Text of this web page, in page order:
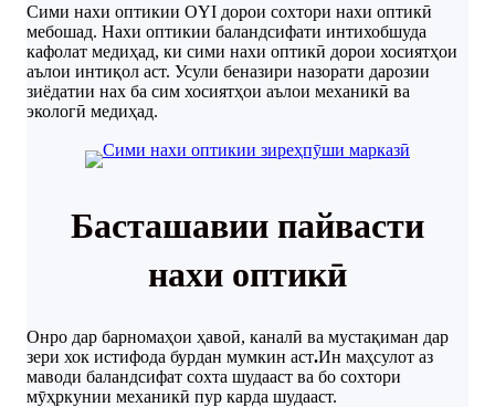
Сими нахи оптикии OYI дорои сохтори нахи оптикӣ
мебошад. Нахи оптикии баландсифати интихобшуда
кафолат медиҳад, ки сими нахи оптикӣ дорои хосиятҳои
аълои интиқол аст. Усули беназири назорати дарозии
зиёдатии нах ба сим хосиятҳои аълои механикӣ ва
экологӣ медиҳад.
Басташавии пайвасти
нахи оптикӣ
Онро дар барномаҳои ҳавоӣ, каналӣ ва мустақиман дар
зери хок истифода бурдан мумкин аст.Ин маҳсулот аз
маводи баландсифат сохта шудааст ва бо сохтори
мӯҳркунии механикӣ пур карда шудааст.